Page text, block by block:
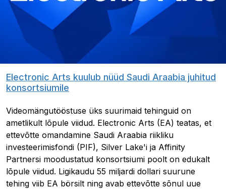
Electronic Arts kuulub nüüd Saudi Araabia juhitud
konsortsiumile
Videomängutööstuse üks suurimaid tehinguid on
ametlikult lõpule viidud. Electronic Arts (EA) teatas, et
ettevõtte omandamine Saudi Araabia riikliku
investeerimisfondi (PIF), Silver Lake'i ja Affinity
Partnersi moodustatud konsortsiumi poolt on edukalt
lõpule viidud. Ligikaudu 55 miljardi dollari suurune
tehing viib EA börsilt ning avab ettevõtte sõnul uue